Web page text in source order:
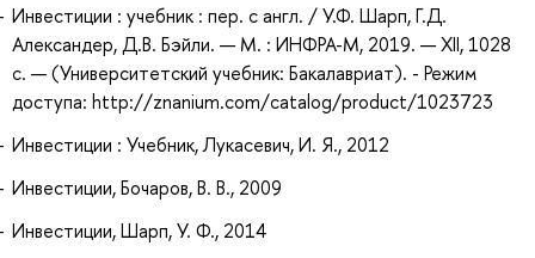
Инвестиции : учебник : пер. с англ. / У.Ф. Шарп, Г.Д.
Александер, Д.В. Бэйли. — М. : ИНФРА-М, 2019. — XII, 1028
с. — (Университетский учебник: Бакалавриат). - Режим
доступа: http://znanium.com/catalog/product/1023723
Инвестиции : Учебник, Лукасевич, И. Я., 2012
Инвестиции, Бочаров, В. В., 2009
Инвестиции, Шарп, У. Ф., 2014